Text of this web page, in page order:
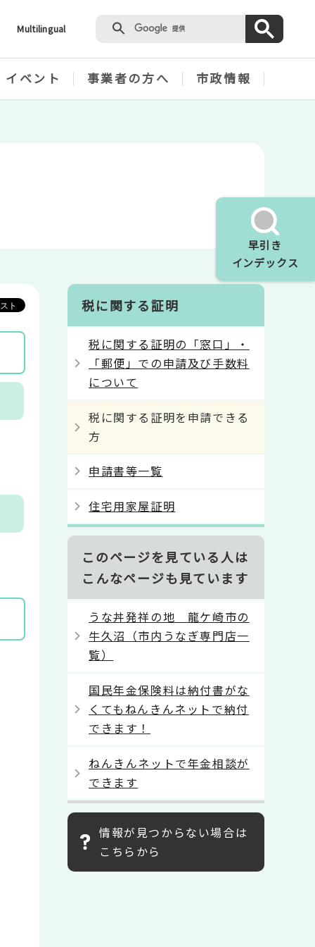
Multilingual
早引き
インデックス
イベント 事業者の方へ 市政情報
税に関する証明
税に関する証明の「窓口」・
「郵便」での申請及び手数料
について
税に関する証明を申請できる
方
申請書等一覧
住宅用家屋証明
このページを見ている人は
こんなページも見ています
うな丼発祥の地 龍ケ崎市の
牛久沼（市内うなぎ専門店一
覧）
国民年金保険料は納付書がな
くてもねんきんネットで納付
できます！
ねんきんネットで年金相談が
できます
情報が見つからない場合は
こちらから